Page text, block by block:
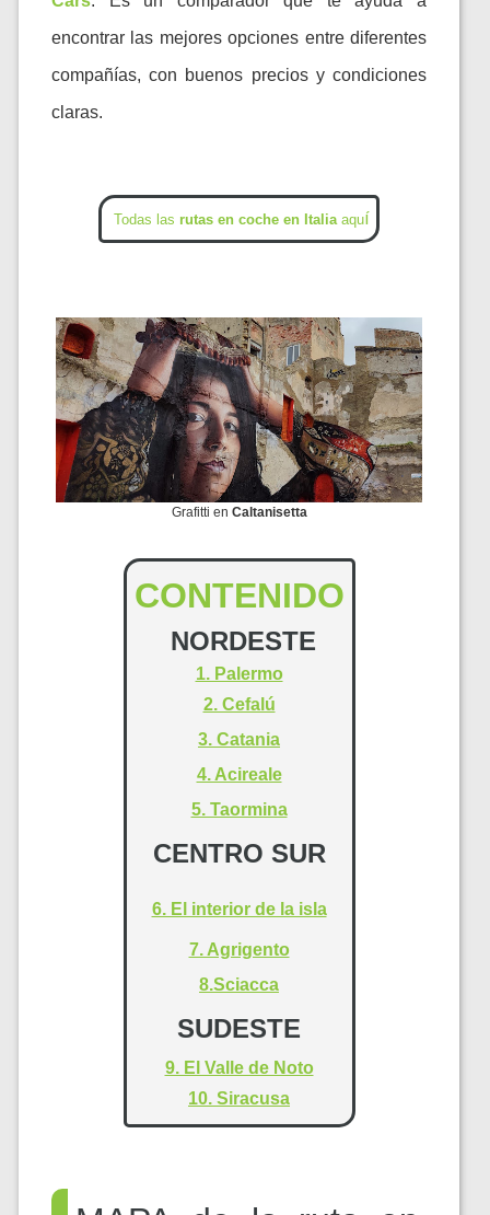
encontrar las mejores opciones entre diferentes
compañías, con buenos precios y condiciones
claras.
Todas las rutas en coche en Italiaaquí
Grafitti en Caltanisetta
CONTENIDO
NORDESTE
1. Palermo
2. Cefalú
3. Catania
4. Acireale
5. Taormina
CENTRO SUR
6. El interior de la isla
7. Agrigento
8.Sciacca
SUDESTE
9. El Valle de Noto
10. Siracusa